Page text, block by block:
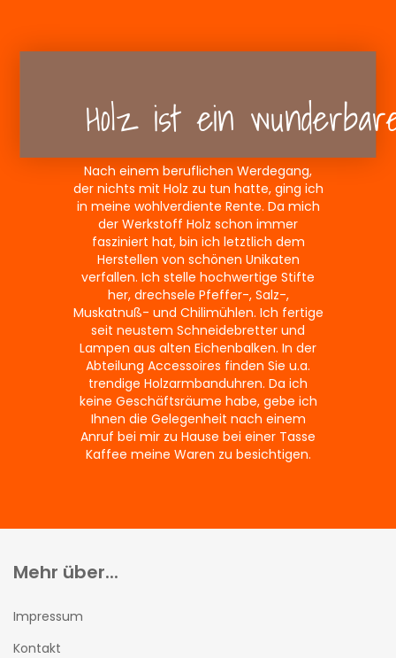
Holz ist ein
Nach einem beruflichen Werdegang,
der nichts mit Holz zu tun hatte, ging ich
in meine wohlverdiente Rente. Da mich
der Werkstoff Holz schon immer
fasziniert hat, bin ich letztlich dem
Herstellen von schönen Unikaten
verfallen. Ich stelle hochwertige Stifte
her, drechsele Pfeffer-, Salz-,
Muskatnuß- und Chilimühlen. Ich fertige
seit neustem Schneidebretter und
Lampen aus alten Eichenbalken. In der
Abteilung Accessoires finden Sie u.a.
trendige Holzarmbanduhren. Da ich
keine Geschäftsräume habe, gebe ich
Ihnen die Gelegenheit nach einem
Anruf bei mir zu Hause bei einer Tasse
Kaffee meine Waren zu besichtigen.
Mehr über...
Impressum
Kontakt